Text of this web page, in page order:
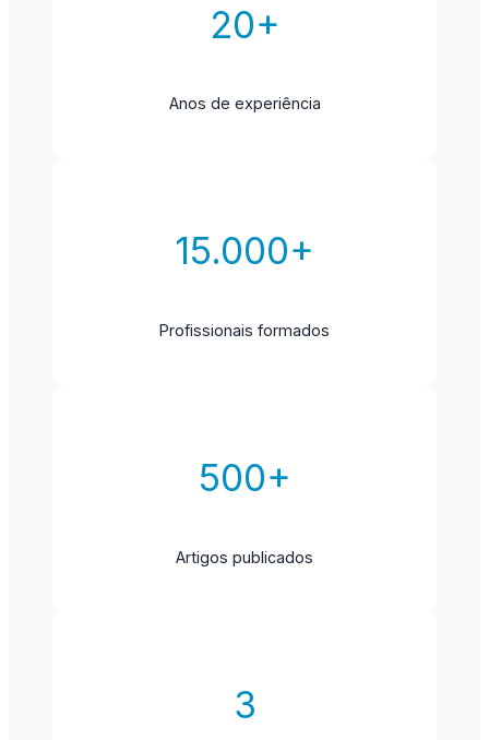
20+
Anos de experiência
15.000+
Profissionais formados
500+
Artigos publicados
3